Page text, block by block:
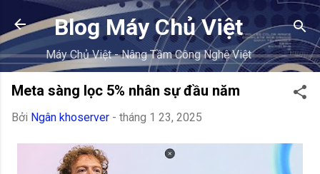
Chuyển đến nội dung chính
Blog Máy Chủ Việt
Máy Chủ Việt - Nâng Tầm Công Nghệ Việt
Meta sàng lọc 5% nhân sự đầu năm
Bởi Ngân khoserver - tháng 1 23, 2025